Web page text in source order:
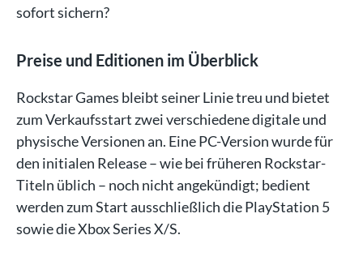
sofort sichern?
Preise und Editionen im Überblick
Rockstar Games bleibt seiner Linie treu und bietet
zum Verkaufsstart zwei verschiedene digitale und
physische Versionen an. Eine PC-Version wurde für
den initialen Release – wie bei früheren Rockstar-
Titeln üblich – noch nicht angekündigt; bedient
werden zum Start ausschließlich die PlayStation 5
sowie die Xbox Series X/S.